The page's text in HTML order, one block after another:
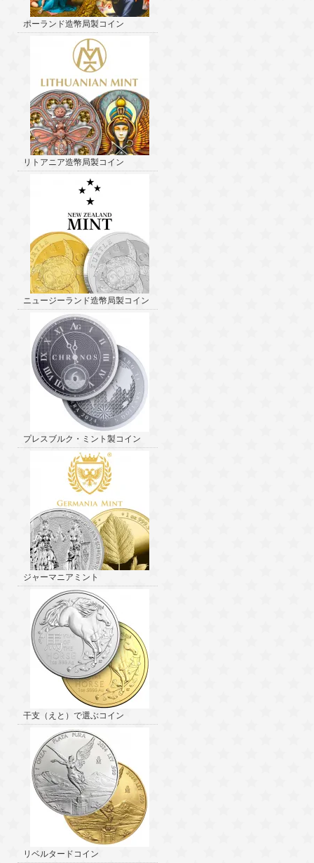
ポーランド造幣局製コイン
リトアニア造幣局製コイン
ニュージーランド造幣局製コイン
プレスブルク・ミント製コイン
ジャーマニアミント
干支（えと）で選ぶコイン
リベルタードコイン